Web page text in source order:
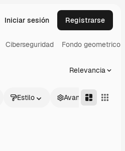
Iniciar sesión Registrarse
Ciberseguridad Fondo geometrico
Relevancia
Estilo Avanzado